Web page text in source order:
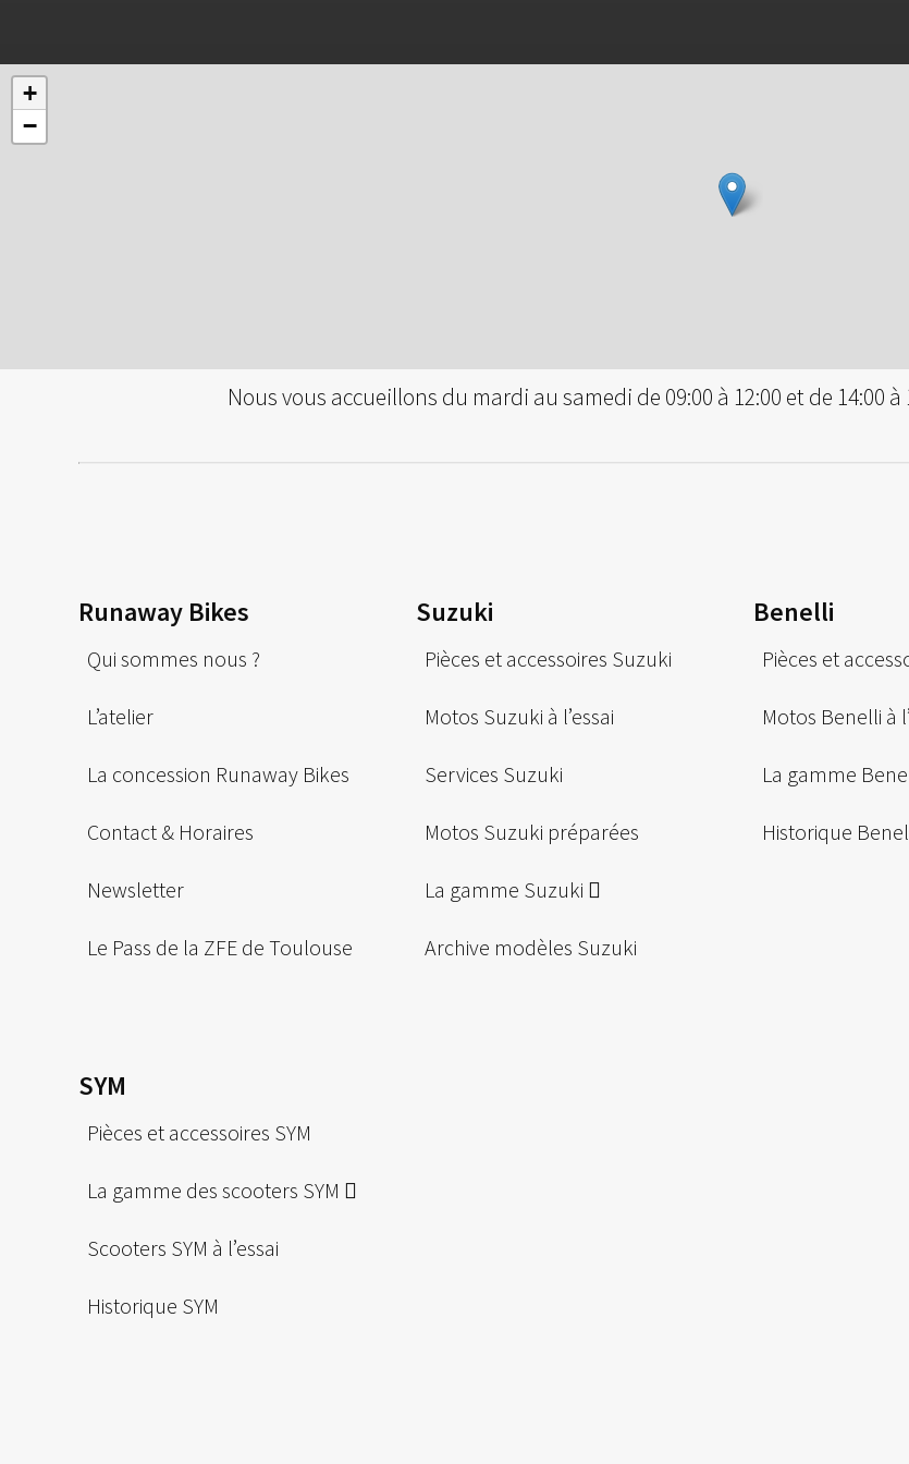
+
−
Nous vous accueillons du mardi au samedi de 09:00 à 12:00 et de 14:00
Runaway Bikes
Qui sommes nous ?
L’atelier
La concession Runaway Bikes
Contact & Horaires
Newsletter
Le Pass de la ZFE de Toulouse
Suzuki
Pièces et accessoires Suzuki
Motos Suzuki à l’essai
Services Suzuki
Motos Suzuki préparées
La gamme Suzuki
Archive modèles Suzuki
Benelli
Pièces et
Motos Benelli à
La gamme
Historique
SYM
Pièces et accessoires SYM
La gamme des scooters SYM
Scooters SYM à l’essai
Historique SYM